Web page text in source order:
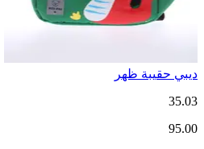
ديبي حقيبة ظهر
35.03
95.00